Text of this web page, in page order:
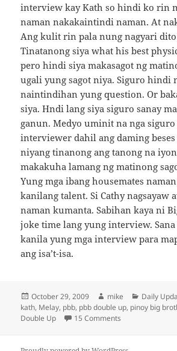
interview kay Kath so hindi ko rin
naman nakakaintindi naman. At
Ang kulit rin pala nung nagyari dito
Tinatanong siya what his best
pero hindi siya makasagot ng
ugali yung sagot niya. Siguro hindi
naintindihan yung question. Or
siya. Hndi lang siya siguro sanay
ganun. Medyo uminit na nga
interviewer dahil ang daming
niyang tinanong ang tanong na
makakuha lamang ng matinong
Yung mga ibang housemates
kanilang talent. Si Cathy nagsayaw
naman kumanta. Sabihan kaya ni
joke time lang yung interview. Sana
kanila yung mga interview para
ang isa’t-isa.
Posted
on
October 29, 2009 Author
mike Categories
Daily
kath, Melay, pbb, pbb double up, pinoy big
Double Up
15 Comments